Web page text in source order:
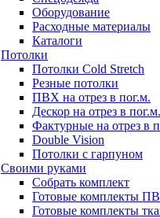
Оборудование
Расходные материалы
Каталоги
Потолки
Потолки Cold Stretch
Резные потолки
ПВХ на отрез в пог.м.
Дескор на отрез в пог.м.
Фактурные на отрез в
Double Vision
Потолки с гарпуном
Своими руками
Собрать комплект
Готовые комплекты
Готовые комплекты